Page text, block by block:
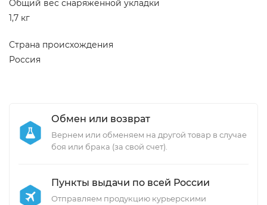
Общий вес снаряжённой укладки
1,7 кг
Страна происхождения
Россия
Обмен или возврат
Вернем или обменяем на другой товар в случае
боя или брака (за свой счет).
Пункты выдачи по всей России
Отправляем продукцию курьерскими